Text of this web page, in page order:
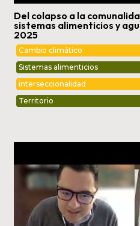
Del colapso a la
sistemas alimenticios y
2025
Cambio climático
Sistemas alimenticios
interseccionalidad
Territorio